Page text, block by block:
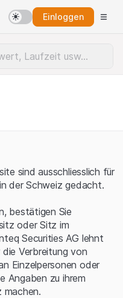
Einloggen
sind ausschliesslich für
der Schweiz gedacht.
bestätigen Sie
oder Sitz im
Securities AG lehnt
Verbreitung von
Einzelpersonen oder
Angaben zu ihrem
machen.